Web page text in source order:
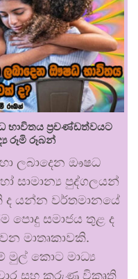
භාවිතය ප්‍රචණ්ඩත්වයට
රූමි රූබන්
ලබාදෙන ඖෂධ
සාමාන්‍ය පුද්ගලයන්
ද යන්න වර්තමානයේ
සමාජය තුළ ද
මාතෘකාවකි.
මුල් කොට මාධ්‍ය
සහ කරුණු විකෘති